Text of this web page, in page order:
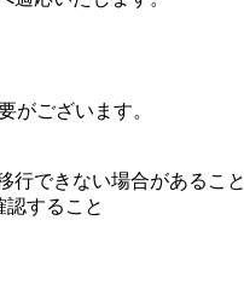
がございます。
行できない場合があること
すること